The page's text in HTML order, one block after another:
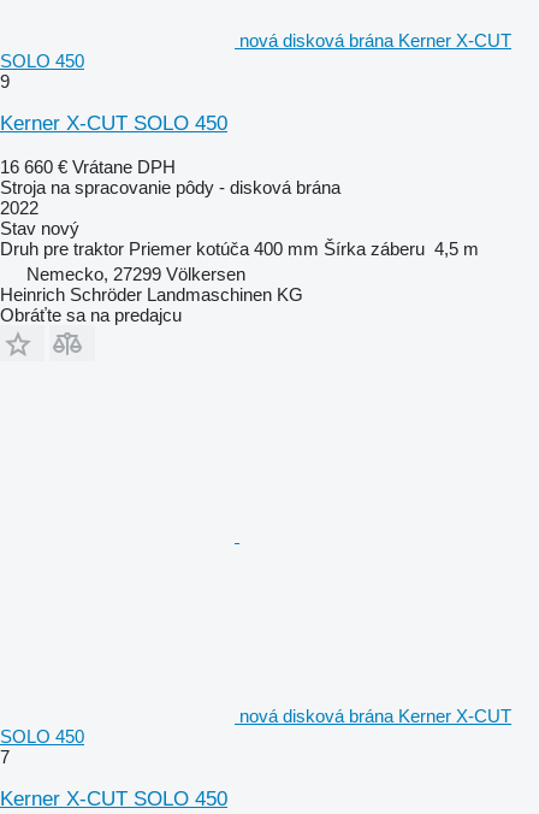
nová disková brána Kerner X-CUT
SOLO 450
9
Kerner X-CUT SOLO 450
16 660 € Vrátane DPH
Stroja na spracovanie pôdy - disková brána
2022
Stav nový
Druh pre traktor Priemer kotúča 400 mm Šírka záberu 4,5 m
Nemecko, 27299 Völkersen
Heinrich Schröder Landmaschinen KG
Obráťte sa na predajcu
nová disková brána Kerner X-CUT
SOLO 450
7
Kerner X-CUT SOLO 450